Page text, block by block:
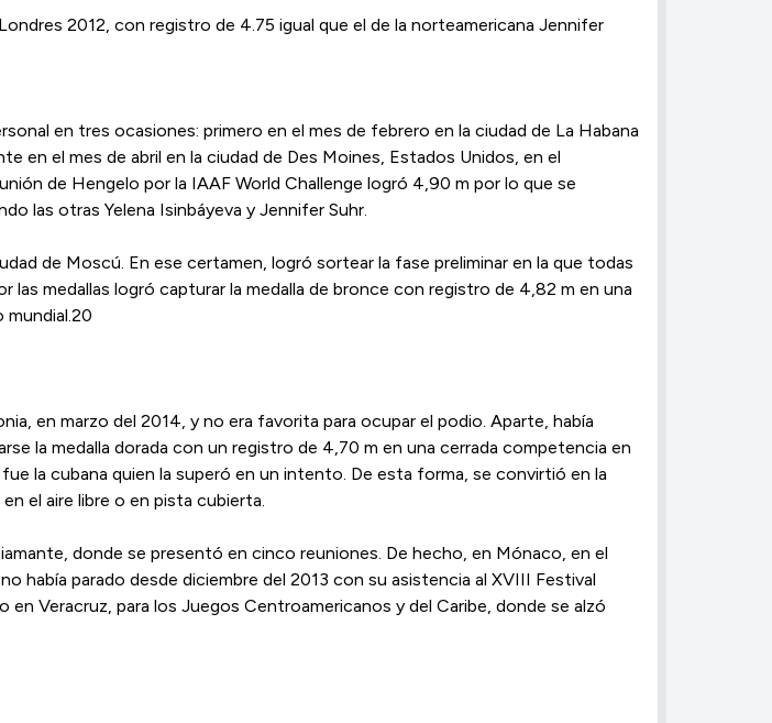
2012, con registro de 4.75 igual que el de la norteamericana Jennifer
en tres ocasiones: primero en el mes de febrero en la ciudad de La Habana
en el mes de abril en la ciudad de Des Moines, Estados Unidos, en el
de Hengelo por la IAAF World Challenge logró 4,90 m por lo que se
las otras Yelena Isinbáyeva y Jennifer Suhr.​
de Moscú. En ese certamen, logró sortear la fase preliminar en la que todas
medallas logró capturar la medalla de bronce con registro de 4,82 m en una
mundial.20​
en marzo del 2014, y no era favorita para ocupar el podio. ​Aparte, había
la medalla dorada con un registro de 4,70 m en una cerrada competencia en
la cubana quien la superó en un intento. De esta forma, se convirtió en la
el aire libre o en pista cubierta.​
donde se presentó en cinco reuniones. De hecho, en Mónaco, en el
había parado desde diciembre del 2013 con su asistencia al XVIII Festival
Veracruz, para los Juegos Centroamericanos y del Caribe, donde se alzó